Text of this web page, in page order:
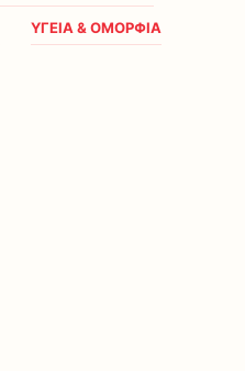
ΥΓΕΙΑ & ΟΜΟΡΦΙΑ